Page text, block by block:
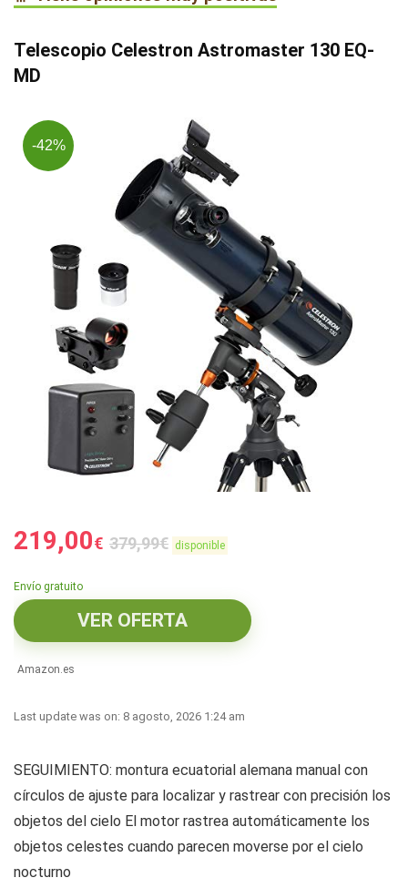
Telescopio Celestron Astromaster 130 EQ-
MD
-42%
219,00€ 379,99€ disponible
Envío gratuito
VER OFERTA
Amazon.es
Last update was on: 8 agosto, 2026 1:24 am
SEGUIMIENTO: montura ecuatorial alemana manual con
círculos de ajuste para localizar y rastrear con precisión los
objetos del cielo El motor rastrea automáticamente los
objetos celestes cuando parecen moverse por el cielo
nocturno